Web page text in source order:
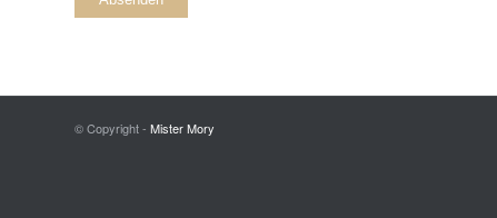
© Copyright - Mister Mory